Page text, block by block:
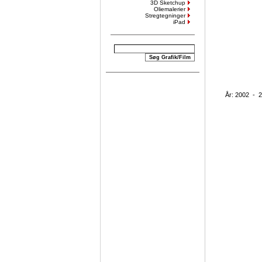
3D Sketchup
Oliemalerier
Stregtegninger
iPad
År: 2002 -